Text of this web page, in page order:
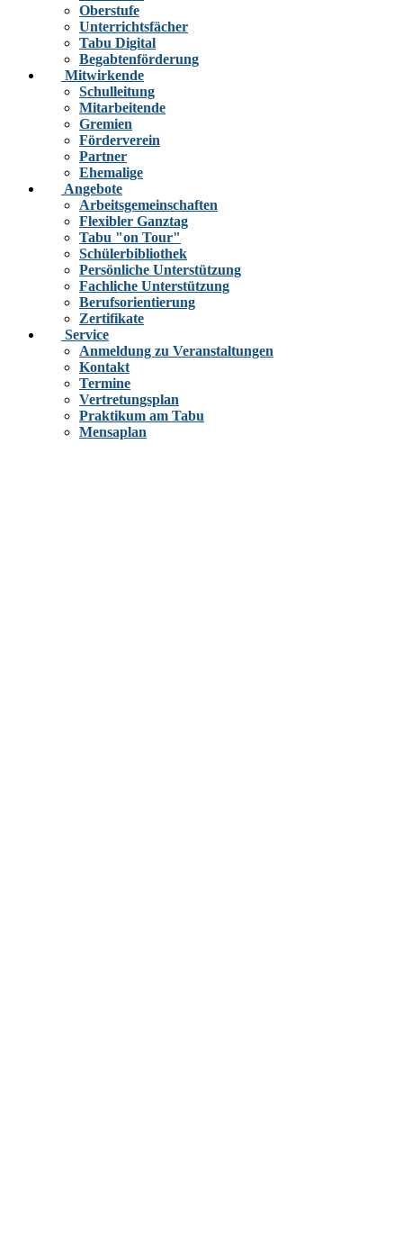
Oberstufe
Unterrichtsfächer
Tabu Digital
Begabtenförderung
Mitwirkende
Schulleitung
Mitarbeitende
Gremien
Förderverein
Partner
Ehemalige
Angebote
Arbeitsgemeinschaften
Flexibler Ganztag
Tabu "on Tour"
Schülerbibliothek
Persönliche Unterstützung
Fachliche Unterstützung
Berufsorientierung
Zertifikate
Service
Anmeldung zu Veranstaltungen
Kontakt
Termine
Vertretungsplan
Praktikum am Tabu
Mensaplan